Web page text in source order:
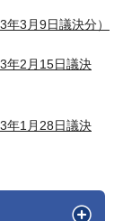
3月9日議決分）
年2月15日議決
年1月28日議決